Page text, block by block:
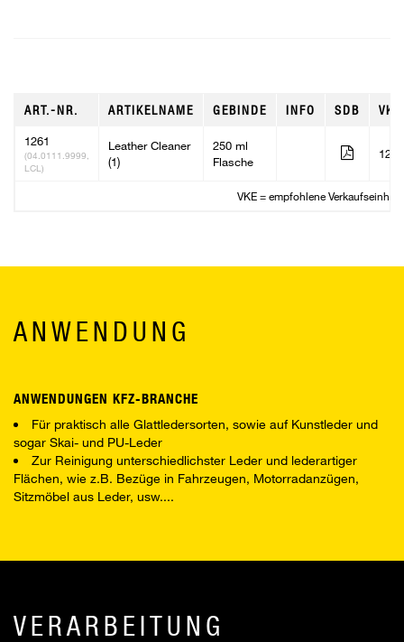
ART.-NR. ARTIKELNAME GEBINDE INFO SDB VKE
1261
(04.0111.9999,
LCL)
Leather Cleaner
(1)
250 ml
Flasche
12
VKE = empfohlene Verkaufseinheit
ANWENDUNG
ANWENDUNGEN KFZ-BRANCHE
Für praktisch alle Glattledersorten, sowie auf Kunstleder und
sogar Skai- und PU-Leder
Zur Reinigung unterschiedlichster Leder und lederartiger
Flächen, wie z.B. Bezüge in Fahrzeugen, Motorradanzügen,
Sitzmöbel aus Leder, usw....
VERARBEITUNG